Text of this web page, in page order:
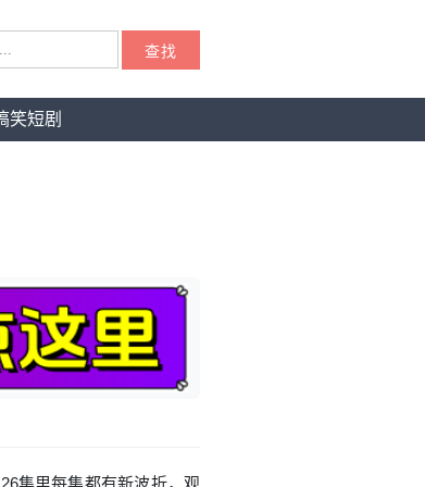
查找
笑短剧
集里每集都有新波折，观